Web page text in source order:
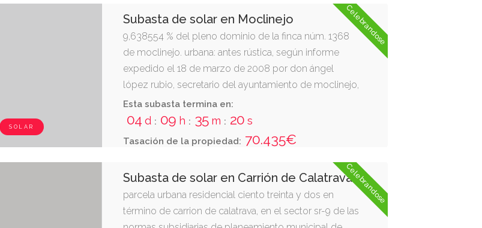
SOLAR
Celebrandose
Subasta de solar en Moclinejo
9,638554 % del pleno dominio de la finca núm. 1368
de moclinejo. urbana: antes rústica, según informe
expedido el 18 de marzo de 2008 por don ángel
lópez rubio, secretario del ayuntamiento de moclinejo,
en el paraje tendedero, término municipal de
moclinejo, málaga. consultar el resto de la descripción
registral en el apartado de los bienes del documento
adjunto "datos esenciales de la subasta 25m14 y de los
Esta subasta termina en:
04 d : 09 h : 35 m : 19 s
Tasación de la propiedad: 70.435€
Celebrandose
Subasta de solar en Carrión de Calatrava
parcela urbana residencial ciento treinta y dos en
término de carrion de calatrava, en el sector sr-9 de las